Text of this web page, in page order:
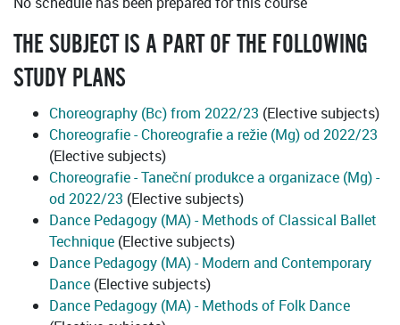
THE SUBJECT IS A PART OF THE FOLLOWING
STUDY PLANS
Choreography (Bc) from 2022/23 (Elective subjects)
Choreografie - Choreografie a režie (Mg) od 2022/23
(Elective subjects)
Choreografie - Taneční produkce a organizace (Mg) -
od 2022/23 (Elective subjects)
Dance Pedagogy (MA) - Methods of Classical Ballet
Technique (Elective subjects)
Dance Pedagogy (MA) - Modern and Contemporary
Dance (Elective subjects)
Dance Pedagogy (MA) - Methods of Folk Dance